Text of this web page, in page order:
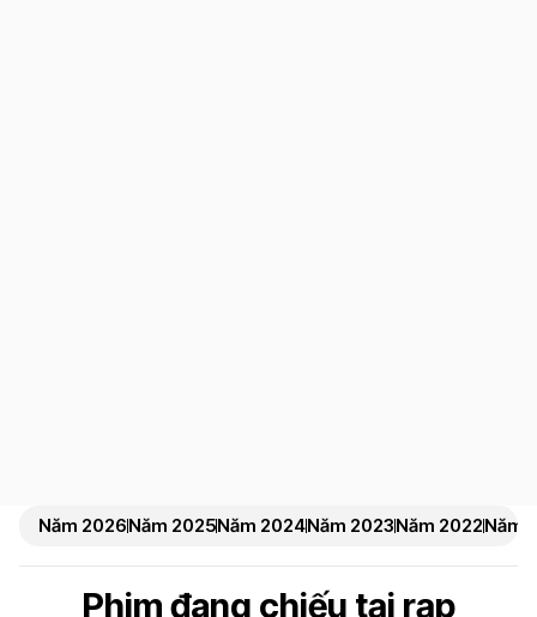
Năm 2026Năm 2025Năm 2024Năm 2023Năm 2022Năm
Phim đang chiếu tại rạp